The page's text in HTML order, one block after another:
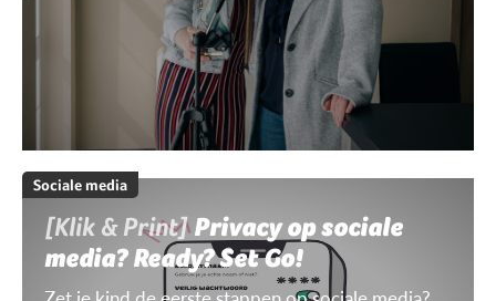
Sociale media
[Klik & Print]Privacy op sociale
media? Ready? Set Go!